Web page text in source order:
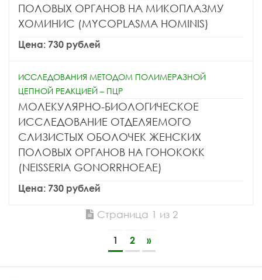
ПОЛОВЫХ ОРГАНОВ НА МИКОПЛАЗМУ
ХОМИНИС (MYCOPLASMA HOMINIS)
Цена: 730 рублей
ИССЛЕДОВАНИЯ МЕТОДОМ ПОЛИМЕРАЗНОЙ
ЦЕПНОЙ РЕАКЦИЕЙ – ПЦР
МОЛЕКУЛЯРНО-БИОЛОГИЧЕСКОЕ
ИССЛЕДОВАНИЕ ОТДЕЛЯЕМОГО
СЛИЗИСТЫХ ОБОЛОЧЕК ЖЕНСКИХ
ПОЛОВЫХ ОРГАНОВ НА ГОНОКОКК
(NEISSERIA GONORRHOEAE)
Цена: 730 рублей
Страница 1 из 2
1 2 »